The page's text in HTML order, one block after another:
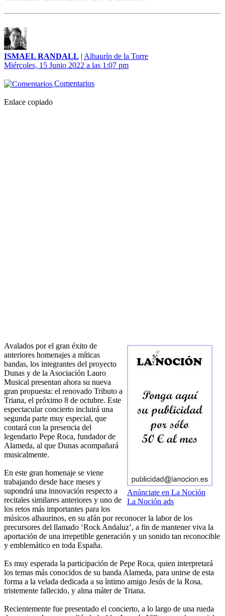
ISMAEL RANDALL | Alhaurín de la Torre
Miércoles, 15 Junio 2022 a las 1:07 pm
Comentarios
Enlace copiado
Anúnciate en La Noción
La Noción ads
Avalados por el gran éxito de
anteriores homenajes a míticas
bandas, los integrantes del proyecto
Dunas y de la Asociación Lauro
Musical presentan ahora su nueva
gran propuesta: el renovado Tributo a
Triana, el próximo 8 de octubre. Este
espectacular concierto incluirá una
segunda parte muy especial, que
contará con la presencia del
legendario Pepe Roca, fundador de
Alameda, al que Dunas acompañará
musicalmente.
En este gran homenaje se viene
trabajando desde hace meses y
supondrá una innovación respecto a
recitales similares anteriores y uno de
los retos más importantes para los
músicos alhaurinos, en su afán por reconocer la labor de los
precursores del llamado ‘Rock Andaluz’, a fin de mantener viva la
aportación de una irrepetible generación y un sonido tan reconocible
y emblemático en toda España.
Es muy esperada la participación de Pepe Roca, quien interpretará
los temas más conocidos de su banda Alameda, para unirse de esta
forma a la velada dedicada a su íntimo amigo Jesús de la Rosa,
tristemente fallecido, y alma máter de Triana.
Recientemente fue presentado el concierto, a lo largo de una rueda